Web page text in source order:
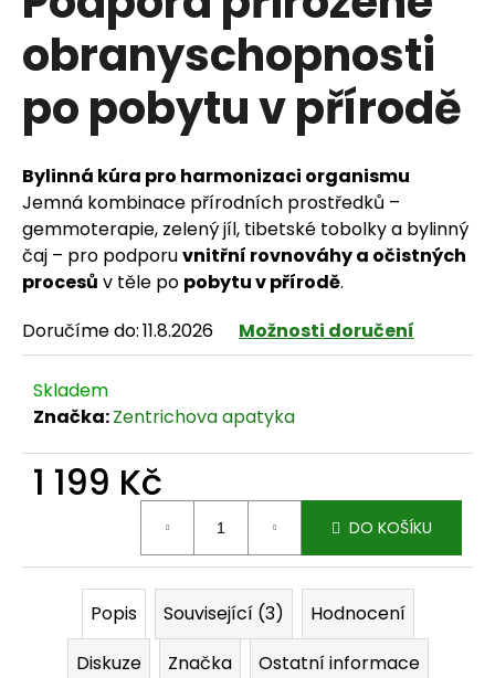
obranyschopnosti
po pobytu v přírodě
Bylinná kúra pro harmonizaci organismu
Jemná kombinace přírodních prostředků –
gemmoterapie, zelený jíl, tibetské tobolky a bylinný
čaj – pro podporuvnitřní rovnováhy a očistných
procesů v těle po pobytu v přírodě.
Doručíme do:11.8.2026 Možnosti doručení
Skladem
Značka:Zentrichova apatyka
1 199 Kč
DO KOŠÍKU
Popis Související (3)
Hodnocení
Diskuze
Značka Ostatní informace
HLEDAT
D
o
p
o
r
u
č
u
e